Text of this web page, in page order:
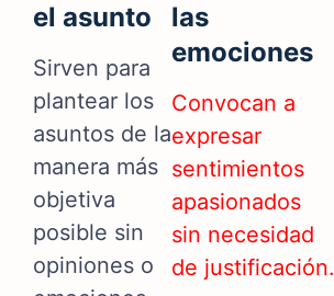
el asunto
Sirven para
plantear los
asuntos de la
manera más
objetiva
posible sin
opiniones o
las
emociones
Convocan a
expresar
sentimientos
apasionados
sin necesidad
de justificación.